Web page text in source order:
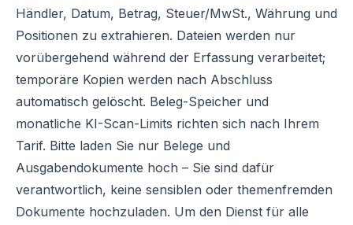
Händler, Datum, Betrag, Steuer/MwSt., Währung und
Positionen zu extrahieren. Dateien werden nur
vorübergehend während der Erfassung verarbeitet;
temporäre Kopien werden nach Abschluss
automatisch gelöscht. Beleg-Speicher und
monatliche KI-Scan-Limits richten sich nach Ihrem
Tarif. Bitte laden Sie nur Belege und
Ausgabendokumente hoch – Sie sind dafür
verantwortlich, keine sensiblen oder themenfremden
Dokumente hochzuladen. Um den Dienst für alle